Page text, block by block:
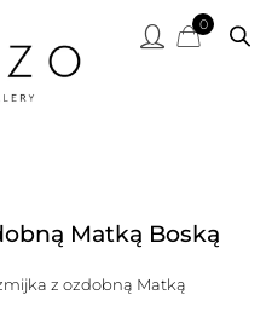
0
Matką Boską
z ozdobną Matką